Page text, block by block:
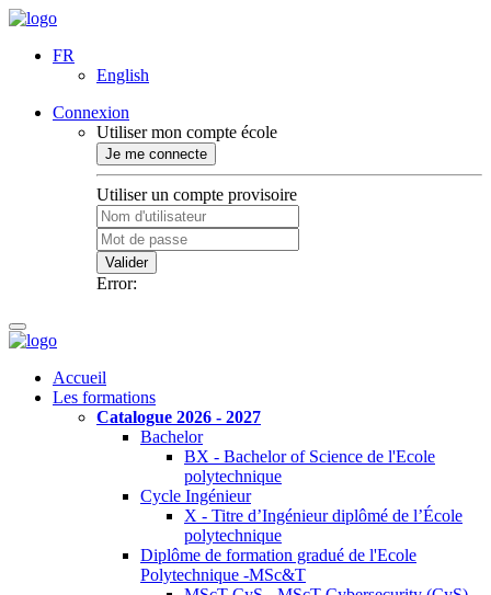
FR
English
Connexion
Utiliser mon compte école
Je me connecte
Utiliser un compte provisoire
Valider
Error:
Accueil
Les formations
Catalogue 2026 - 2027
Bachelor
BX - Bachelor of Science de l'Ecole
polytechnique
Cycle Ingénieur
X - Titre d’Ingénieur diplômé de l’École
polytechnique
Diplôme de formation gradué de l'Ecole
Polytechnique -MSc&T